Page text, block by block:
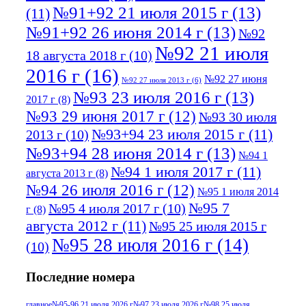
(11)№91+92 21 июля 2015 г (13)
№91+92 26 июня 2014 г (13)№92
18 августа 2018 г (10) №92 21 июля
2016 г (16) №92 27 июля 2013 г (6) №92 27 июня
2017 г (8) №93 23 июля 2016 г (13)
№93 29 июня 2017 г (12) №93 30 июля
2013 г (10) №93+94 23 июля 2015 г (11)
№93+94 28 июня 2014 г (13) №94 1
августа 2013 г (8) №94 1 июля 2017 г (11)
№94 26 июля 2016 г (12) №95 1 июля 2014
г (8) №95 4 июля 2017 г (10) №95 7
августа 2012 г (11)№95 25 июля 2015 г
(10) №95 28 июля 2016 г (14)
июля 2017 г(11)№96 9 августа 2012
Последние номера